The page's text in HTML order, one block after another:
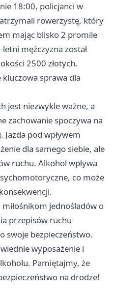
18:00, policjanci w
rowerzystę, który
mając blisko 2 promile
mężczyzna został
2500 złotych.
sprawa dla
jest niezwykle ważne, a
zachowanie spoczywa na
pod wpływem
dla samego siebie, ale
ruchu. Alkohol wpływa
co może
jednośladów o
przepisów ruchu
swoje bezpieczeństwo.
wyposażenie i
Pamiętajmy, że
na drodze!